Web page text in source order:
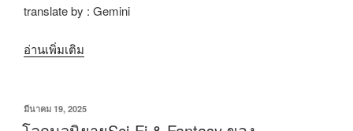
translate by : Gemini
อ่านเพิ่มเติม
กอ
เขียน
วัน
มีนาคม 19, 2025